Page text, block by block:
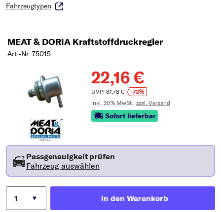
Fahrzeugtypen
MEAT & DORIA Kraftstoffdruckregler
Art.-Nr. 75015
22,16 €
UVP: 81,78 €
-72%
inkl. 20% MwSt., zzgl. Versand
Sofort lieferbar
Passgenauigkeit prüfen
Fahrzeug auswählen
In den Warenkorb